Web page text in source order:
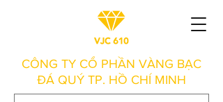
CÔNG TY CỔ PHẦN VÀNG BẠC
ĐÁ QUÝ TP. HỒ CHÍ MINH